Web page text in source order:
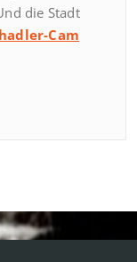
die Stadt
Cam